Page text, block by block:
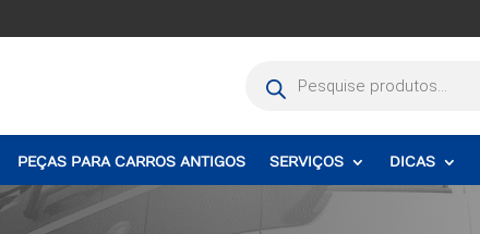
produtos
PEÇAS PARA CARROS ANTIGOS SERVIÇOS DICAS